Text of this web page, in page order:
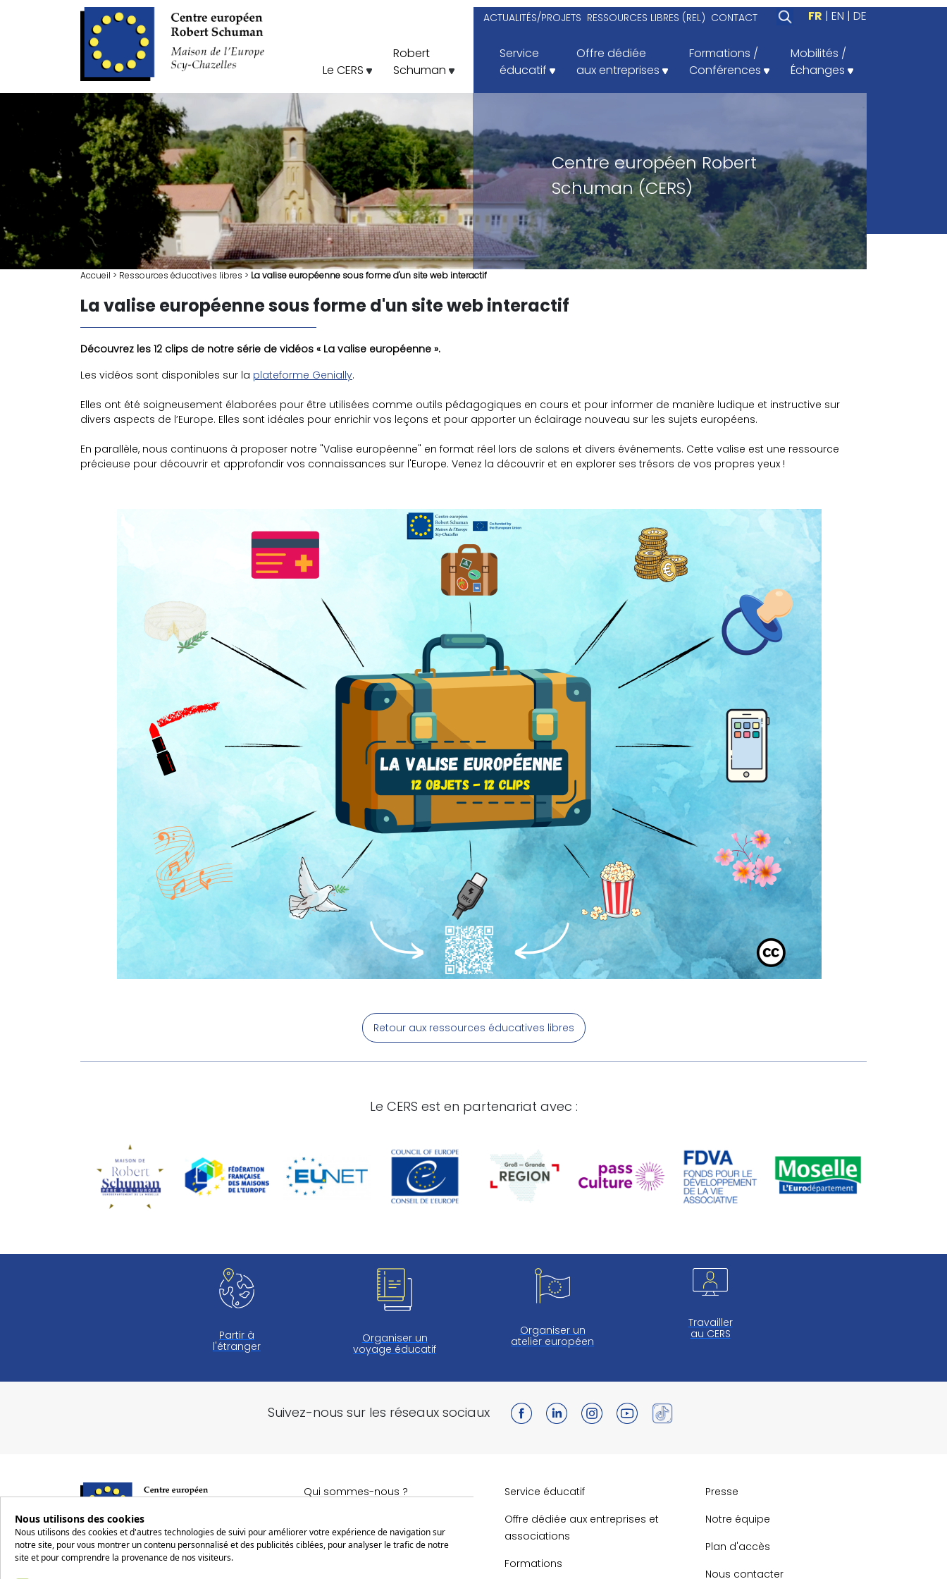
ACTUALITÉS/PROJETS RESSOURCES LIBRES (REL) CONTACT FR EN DE
Le CERS
Robert
Schuman
Service
éducatif
Offre dédiée
aux entreprises
Formations /
Conférences
Mobilités /
Échanges
Centre européen Robert
Schuman (CERS)
Accueil > Ressources éducatives libres > La valise européenne sous forme d'un site web interactif
La valise européenne sous forme d'un site web interactif
Découvrez les 12 clips de notre série de vidéos « La valise européenne ».
Les vidéos sont disponibles sur la plateforme Genially.
Elles ont été soigneusement élaborées pour être utilisées comme outils pédagogiques en cours et pour informer de manière ludique et instructive sur
divers aspects de l’Europe. Elles sont idéales pour enrichir vos leçons et pour apporter un éclairage nouveau sur les sujets européens.
En parallèle, nous continuons à proposer notre "Valise européenne" en format réel lors de salons et divers événements. Cette valise est une ressource
précieuse pour découvrir et approfondir vos connaissances sur l'Europe. Venez la découvrir et en explorer ses trésors de vos propres yeux !
Retour aux ressources éducatives libres
Le CERS est en partenariat avec :
Partir à
l'étranger
Organiser un
voyage éducatif
Organiser un
atelier européen
Travailler
au CERS
Suivez-nous sur les réseaux sociaux
2 rue Robert Schuman
Qui sommes-nous ?
Maison de Robert Schuman
Service éducatif
Offre dédiée aux entreprises et
associations
Formations
Presse
Notre équipe
Plan d'accès
Nous contacter
Nous utilisons des cookies
Nous utilisons des cookies et d'autres technologies de suivi pour améliorer votre expérience de navigation sur
notre site, pour vous montrer un contenu personnalisé et des publicités ciblées, pour analyser le trafic de notre
site et pour comprendre la provenance de nos visiteurs.